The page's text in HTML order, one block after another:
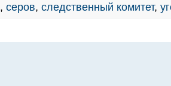
, серов, следственный комитет,